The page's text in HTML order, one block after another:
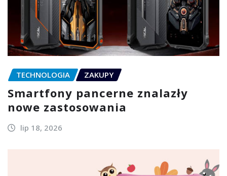
TECHNOLOGIA ZAKUPY
Smartfony pancerne znalazły
nowe zastosowania
lip 18, 2026